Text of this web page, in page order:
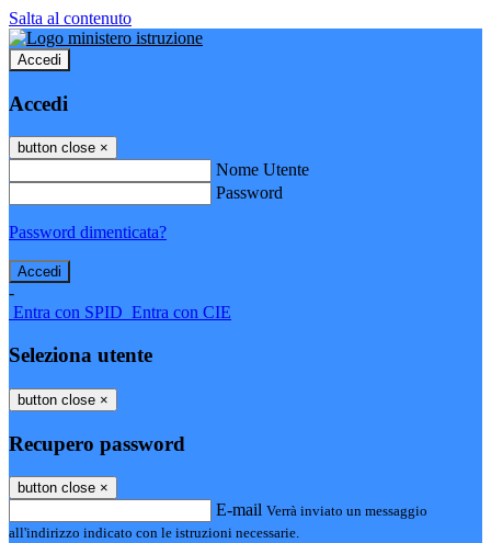
Salta al contenuto
Accedi
Accedi
button close ×
Nome Utente
Password
Password dimenticata?
-
Entra con SPID Entra con CIE
Seleziona utente
button close ×
Recupero password
button close ×
E-mail Verrà inviato un messaggio
all'indirizzo indicato con le istruzioni necessarie.